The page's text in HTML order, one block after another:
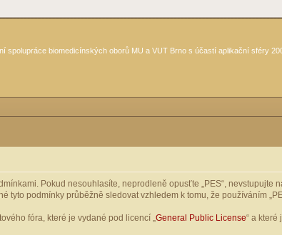
spolupráce biomedicínských oborů MU a VUT Brno s účastí aplikační sféry
Pokud nesouhlasíte, neprodleně opusťte „PES“,
tyto podmínky průběžně sledovat vzhledem k tomu, že používáním
fóra, které je vydané pod licencí „ General Public License“ a které